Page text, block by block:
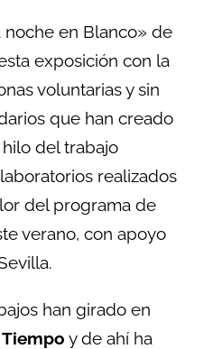
en Blanco» de
exposición con la
voluntarias y sin
que han creado
del trabajo
realizados
del programa de
verano, con apoyo
han girado en
Tiempo y de ahí ha